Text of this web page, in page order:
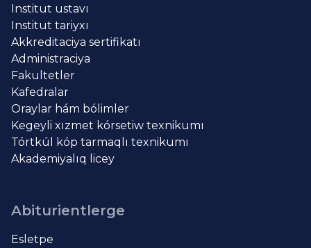
Institut ustavı
Institut tariyxı
Akkreditaciya sertifikatı
Administraciya
Fakultetler
Kafedralar
Oraylar hám bólimler
Kegeyli xızmet kórsetiw texnikumı
Tórtkúl kóp tarmaqlı texnikumı
Akademiyalıq licey
Abiturientlerge
Esletpe